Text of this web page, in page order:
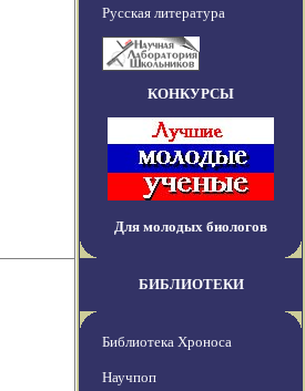
Русская литература
КОНКУРСЫ
Для молодых биологов
БИБЛИОТЕКИ
Библиотека Хроноса
Научпоп